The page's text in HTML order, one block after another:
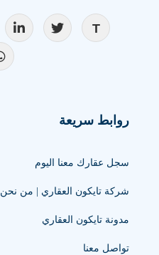
روابط سريعة
سجل عقارك معنا اليوم
شركة تايكون العقاري | من نحن
مدونة تايكون العقاري
تواصل معنا